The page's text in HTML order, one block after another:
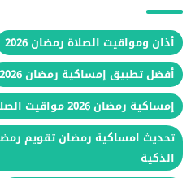
أذان ومواقيت الصلاة رمضان 2026
أفضل تطبيق إمساكية رمضان 2026
إمساكية رمضان 2026 مواقيت الصلاة
الذكية